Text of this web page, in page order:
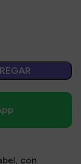
con